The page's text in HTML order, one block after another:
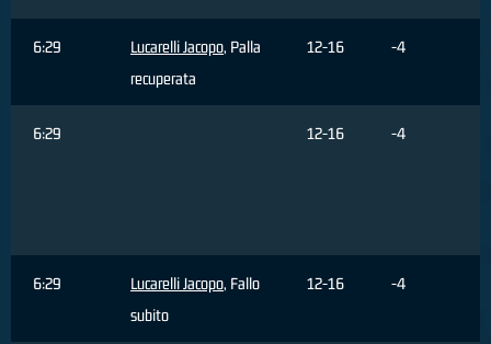
6:29 Lucarelli Jacopo, Palla
recuperata
12-16 -4
6:29 12-16 -4
6:29 Lucarelli Jacopo, Fallo
subito
12-16 -4